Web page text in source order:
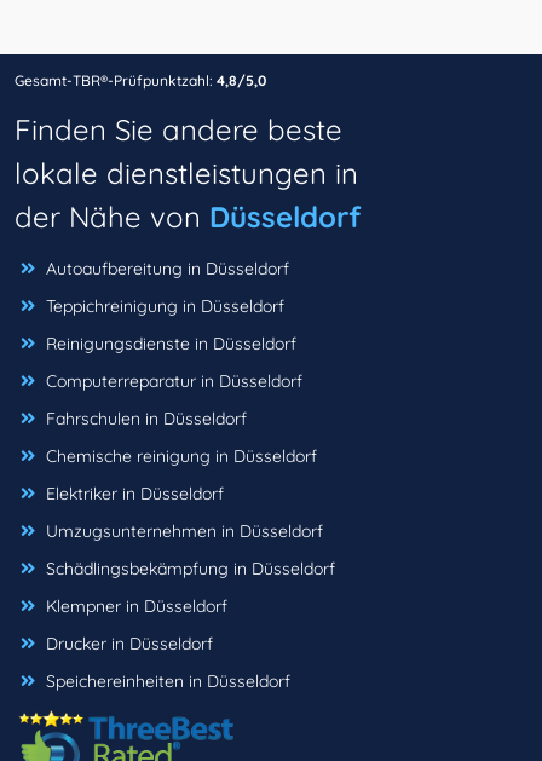
Gesamt-TBR®-Prüfpunktzahl: 4,8/5,0
Finden Sie andere beste
lokale dienstleistungen in
der Nähe von Düsseldorf
Autoaufbereitung in Düsseldorf
Teppichreinigung in Düsseldorf
Reinigungsdienste in Düsseldorf
Computerreparatur in Düsseldorf
Fahrschulen in Düsseldorf
Chemische reinigung in Düsseldorf
Elektriker in Düsseldorf
Umzugsunternehmen in Düsseldorf
Schädlingsbekämpfung in Düsseldorf
Klempner in Düsseldorf
Drucker in Düsseldorf
Speichereinheiten in Düsseldorf